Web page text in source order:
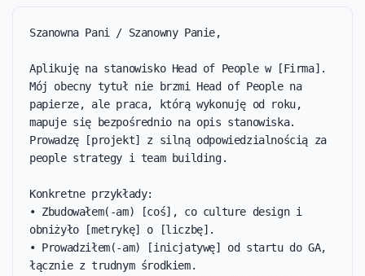
Szanowna Pani / Szanowny Panie,
Aplikuję na stanowisko Head of People w [Firma].
Mój obecny tytuł nie brzmi Head of People na
papierze, ale praca, którą wykonuję od roku,
mapuje się bezpośrednio na opis stanowiska.
Prowadzę [projekt] z silną odpowiedzialnością za
people strategy i team building.
Konkretne przykłady:
• Zbudowałem(-am) [coś], co culture design i
obniżyło [metrykę] o [liczbę].
• Prowadziłem(-am) [inicjatywę] od startu do GA,
łącznie z trudnym środkiem.